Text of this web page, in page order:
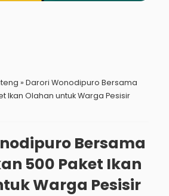
» Darori Wonodipuro Bersama
Ikan Olahan untuk Warga Pesisir
Bersama
500 Paket Ikan
Warga Pesisir